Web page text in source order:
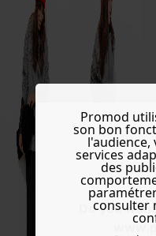
Do you
Promod
son bon
l'audience,
services
des
consulter